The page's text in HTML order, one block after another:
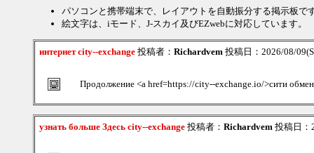
パソコンと携帯端末で、レイアウトを自動振分する掲示板で
絵文字は、iモード、J-スカイ及びEZwebに対応しています。
интернет city--exchange 投稿者： Richardvem 投稿日：2026/08/
Продолжение <a href=https://city--exchange.io/>сити
узнать больше Здесь city--exchange 投稿者： Richardvem 投稿日：